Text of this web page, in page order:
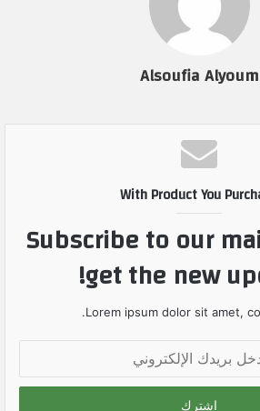
Alsoufia Alyoum
With Product You
Subscribe to our
get the new
Lorem ipsum dolor sit amet,